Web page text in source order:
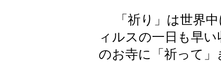
「祈り」は世界中
ィルスの一日も早
のお寺に「祈って